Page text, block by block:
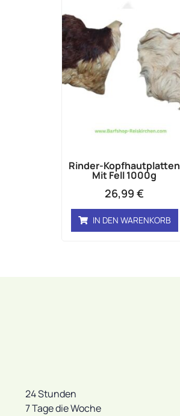
Rinder-Kopfhautplatten
Mit Fell 1000g
26,99€
IN DEN WARENKORB
24 Stunden
7 Tage die Woche